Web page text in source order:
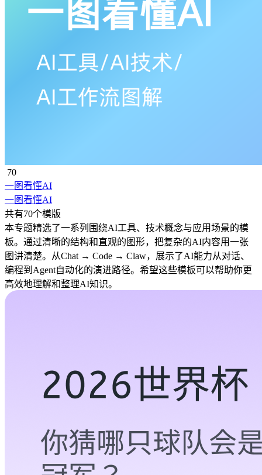
70
一图看懂AI
一图看懂AI
共有70个模版
本专题精选了一系列围绕AI工具、技术概念与应用场景的模
板。通过清晰的结构和直观的图形，把复杂的AI内容用一张
图讲清楚。从Chat → Code → Claw，展示了AI能力从对话、
编程到Agent自动化的演进路径。希望这些模板可以帮助你更
高效地理解和整理AI知识。